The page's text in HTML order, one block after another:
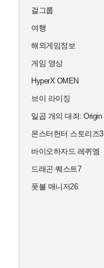
걸그룹
여행
해외게임정보
게임 영상
HyperX OMEN
브이 라이징
일곱 개의 대죄: Origin
몬스터헌터 스토리즈3
바이오하자드 레퀴엠
드래곤 퀘스트7
풋볼 매니저26